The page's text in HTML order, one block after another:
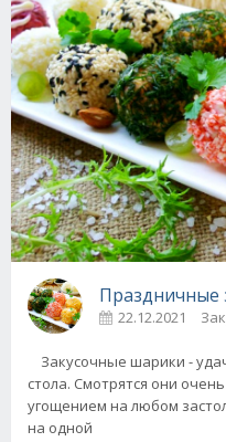
Праздничные
22.12.2021
Закусочные шарики -
стола. Смотрятся они
угощением на любом
на одной